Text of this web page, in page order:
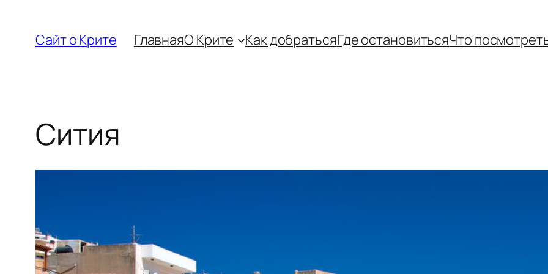
содержимому
Сайт о Крите ГлавнаяО Крите Как добратьсяГде остановитьсяЧто
Сития